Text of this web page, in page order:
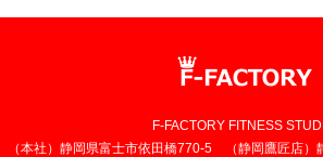
F-FACTORY FITNESS
（本社）静岡県富士市依田橋770-5 （静岡鷹匠店）